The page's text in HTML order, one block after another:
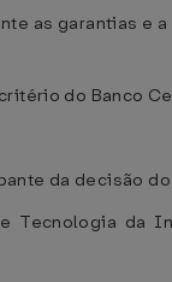
as garantias
do Banco
da decisão
da